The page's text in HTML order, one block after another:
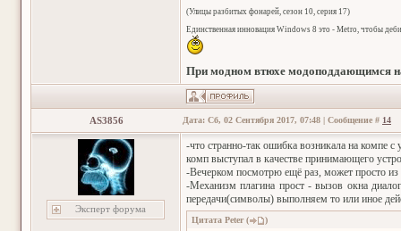
(Улицы разбитых фонарей, сезон 10, серия 17)
Единственная инновация Windows 8 это - Metro, чтобы
При модном втюхе модоподдающимся
AS3856 Дата: Сб, 02 Сентября 2017, 07:48 | Сообщение # 14
Эксперт форума
-что странно-так ошибка возникала на компе
комп выступал в качестве принимающего
-Вечерком посмотрю ещё раз, может просто
-Механизм плагина прост - вызов окна
передачи(символы) выполняем то или иное
Цитата Peter( )